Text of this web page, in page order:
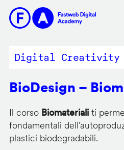
contenuto
Digital Creativity
BioDesign –
Il corso Biomaterialiti
fondamentali
plastici biodegradabili.